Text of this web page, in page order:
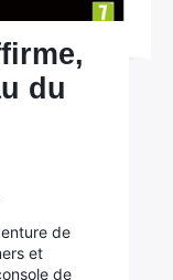
du
de
et
de